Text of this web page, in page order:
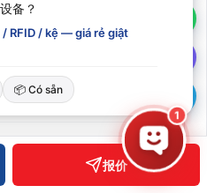
报价
SDK_V103 软件
1
备？
/ RFID / kệ — giá rẻ giật
📦 Có sẵn